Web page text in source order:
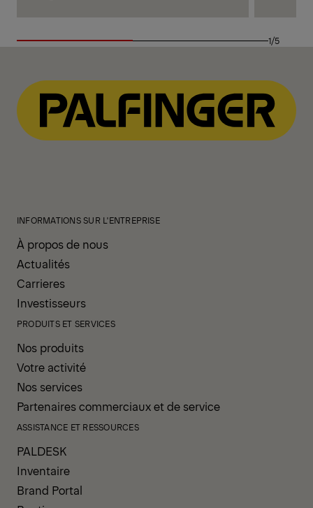
1/5
INFORMATIONS SUR L'ENTREPRISE
À propos de nous
Actualités
Carrieres
Investisseurs
PRODUITS ET SERVICES
Nos produits
Votre activité
Nos services
Partenaires commerciaux et de service
ASSISTANCE ET RESSOURCES
PALDESK
Inventaire
Brand Portal